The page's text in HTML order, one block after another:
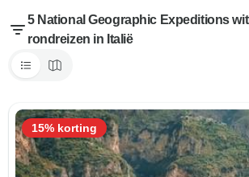
5 National Geographic Expeditions
rondreizen in Italië
15% korting